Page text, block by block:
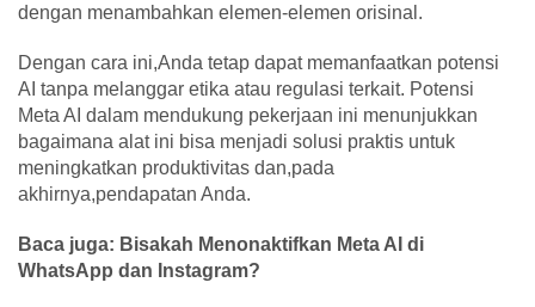
dengan menambahkan elemen-elemen orisinal.
Dengan cara ini,Anda tetap dapat memanfaatkan potensi
AI tanpa melanggar etika atau regulasi terkait. Potensi
Meta AI dalam mendukung pekerjaan ini menunjukkan
bagaimana alat ini bisa menjadi solusi praktis untuk
meningkatkan produktivitas dan,pada
akhirnya,pendapatan Anda.
Baca juga: Bisakah Menonaktifkan Meta AI di
WhatsApp dan Instagram?